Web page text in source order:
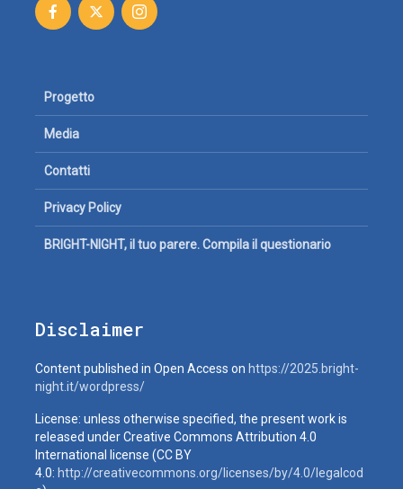
Progetto
Media
Contatti
Privacy Policy
BRIGHT-NIGHT, il tuo parere. Compila il questionario
Disclaimer
Content published in Open Access on https://2025.bright-
night.it/wordpress/
License: unless otherwise specified, the present work is
released under Creative Commons Attribution 4.0
International license (CC BY
4.0: http://creativecommons.org/licenses/by/4.0/legalcod